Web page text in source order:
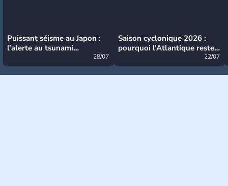
Puissant séisme au Japon :
l’alerte au tsunami
28/07
Saison cyclonique 2026 :
pourquoi l’Atlantique reste
22/07